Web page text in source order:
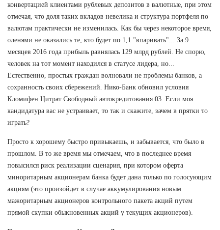
конвертацией клиентами рублевых депозитов в валютные, при этом
отмечая, что доля таких вкладов невелика и структура портфеля по
валютам практически не изменилась. Как бы через некоторое время,
оленями не оказались те, кто будет по 1,1 "впаривать"... За 9
месяцев 2016 года прибыль равнялась 129 млрд рублей. Не спорю,
человек на тот момент находился в статусе лидера, но...
Естественно, простых граждан волновали не проблемы банков, а
сохранность своих сбережений. Нико-Банк обновил условия
Кломифен Цитрат Свободный автокредитования 03. Если моя
кандидатура вас не устраивает, то так и скажите, зачем в прятки то
играть?
Просто к хорошему быстро привыкаешь, и забывается, что было в
прошлом. В то же время мы отмечаем, что в последнее время
повысился риск реализации сценария, при котором оферта
миноритарным акционерам банка будет дана только по голосующим
акциям (это произойдет в случае аккумулирования новым
мажоритарным акционеров контрольного пакета акций путем
прямой скупки обыкновенных акций у текущих акционеров).